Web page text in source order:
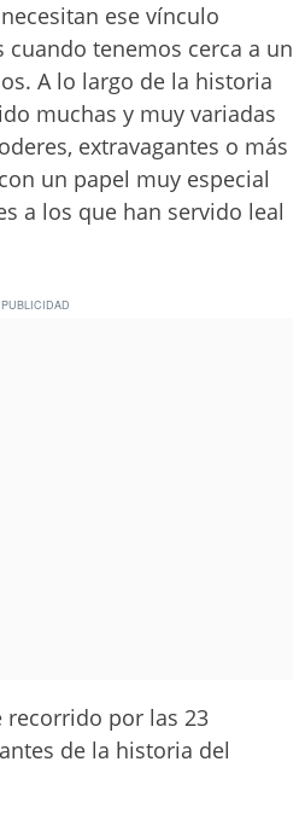
ese vínculo
tenemos cerca a un
A lo largo de la historia
muchas y muy variadas
extravagantes o más
un papel muy especial
a los que han servido leal
recorrido por las 23
de la historia del